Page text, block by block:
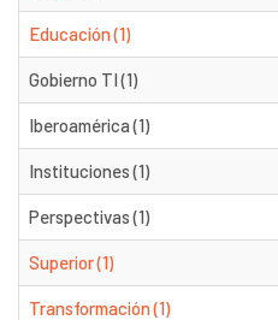
Educación (1)
Gobierno TI (1)
Iberoamérica (1)
Instituciones (1)
Perspectivas (1)
Superior (1)
Transformación (1)